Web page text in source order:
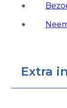
Extra